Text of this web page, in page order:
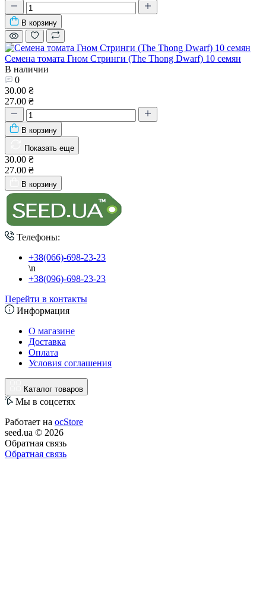
В корзину
Семена томата Гном Стринги (The Thong Dwarf) 10 семян
В наличии
0
30.00 ₴
27.00 ₴
В корзину
Показать еще
30.00 ₴
27.00 ₴
В корзину
Телефоны:
+38(066)-698-23-23
\n
+38(096)-698-23-23
Перейти в контакты
Информация
О магазине
Доставка
Оплата
Условия соглашения
Каталог товаров
Мы в соцсетях
Работает на ocStore
seed.ua © 2026
Обратная связь
Обратная связь